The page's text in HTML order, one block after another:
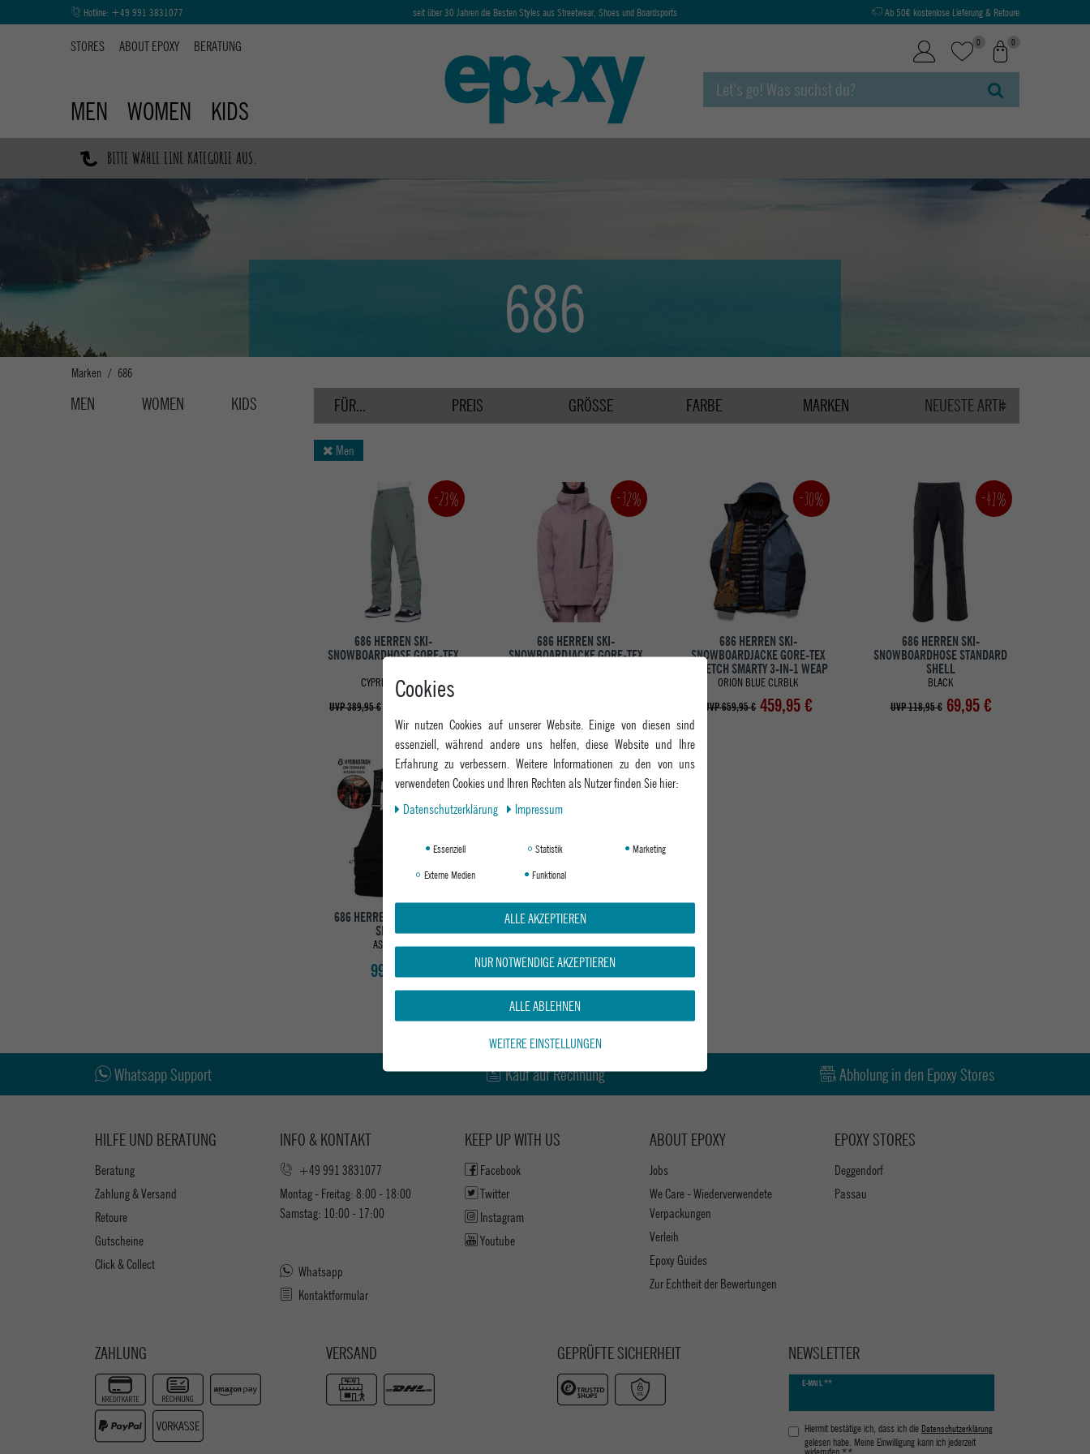
Hotline: +49 991 3831077 seit über 30 Jahren die Besten Styles aus Streetwear, Shoes und Boardsports Ab 50€ kostenlose Lieferung & Retoure
STORES ABOUT EPOXY BERATUNG
MEN WOMEN KIDS
0 0
↷ BITTE WÄHLE EINE KATEGORIE AUS.
686
Marken 686
MEN WOMEN KIDS FÜR... PREIS GRÖSSE FARBE MARKEN
Men
-23%
686 HERREN SKI-
SNOWBOARDHOSE GORE-TEX
CYPRESS GREEN
UVP 389,95 €
-32%
686 HERREN SKI-
SNOWBOARDJACKE GORE-TEX
-30%
686 HERREN SKI-
SNOWBOARDJACKE GORE-TEX
STRETCH SMARTY 3-IN-1 WEAP
ORION BLUE CLRBLK
UVP 659,95 € 459,95 €
-41%
686 HERREN SKI-
SNOWBOARDHOSE STANDARD
SHELL
BLACK
UVP 118,95 € 69,95 €
686 HERREN HYDRASTASH
SMARTY
ASSORTED
99,95 €
Whatsapp Support Kauf auf Rechnung Abholung in den Epoxy Stores
HILFE UND BERATUNG
Beratung
Zahlung & Versand
Retoure
Gutscheine
Click & Collect
INFO & KONTAKT
+49 991 3831077
Montag - Freitag: 8:00 - 18:00
Samstag: 10:00 - 17:00
Whatsapp
Kontaktformular
ABOUT EPOXY
Jobs
We Care - Wiederverwendete
Verpackungen
Verleih
Epoxy Guides
Zur Echtheit der Bewertungen
EPOXY STORES
Deggendorf
Passau
KEEP UP WITH US
Facebook
Twitter
Instagram
Youtube
ZAHLUNG VERSAND GEPRÜFTE SICHERHEIT NEWSLETTER
E-MAIL **
Newsletter
Hiermit bestätige ich, dass ich die Daten­schutz­erklärung
gelesen habe. Meine Einwilligung kann ich jederzeit
Cookies
Wir nutzen Cookies auf unserer Website. Einige von diesen sind
essenziell, während andere uns helfen, diese Website und Ihre
Erfahrung zu verbessern. Weitere Informationen zu den von uns
verwendeten Cookies und Ihren Rechten als Nutzer finden Sie hier:
Daten­schutz­erklärung
Impressum
Essenziell Statistik
Marketing
Externe Medien
Funktional
ALLE AKZEPTIEREN
NUR NOTWENDIGE AKZEPTIEREN
ALLE ABLEHNEN
WEITERE EINSTELLUNGEN